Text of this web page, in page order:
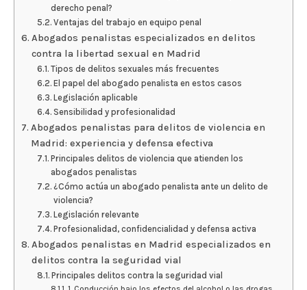
derecho penal?
Ventajas del trabajo en equipo penal
Abogados penalistas especializados en delitos
contra la libertad sexual en Madrid
Tipos de delitos sexuales más frecuentes
El papel del abogado penalista en estos casos
Legislación aplicable
Sensibilidad y profesionalidad
Abogados penalistas para delitos de violencia en
Madrid: experiencia y defensa efectiva
Principales delitos de violencia que atienden los
abogados penalistas
¿Cómo actúa un abogado penalista ante un delito de
violencia?
Legislación relevante
Profesionalidad, confidencialidad y defensa activa
Abogados penalistas en Madrid especializados en
delitos contra la seguridad vial
Principales delitos contra la seguridad vial